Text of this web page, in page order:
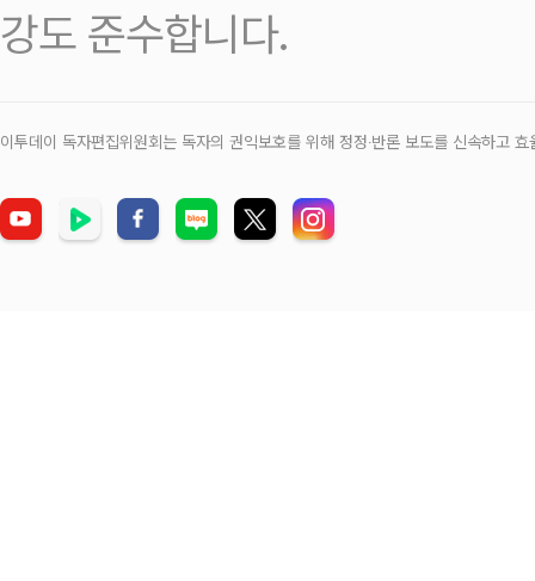
강도 준수합니다.
이투데이 독자편집위원회는 독자의 권익보호를 위해 정정‧반론 보도를 신속하고